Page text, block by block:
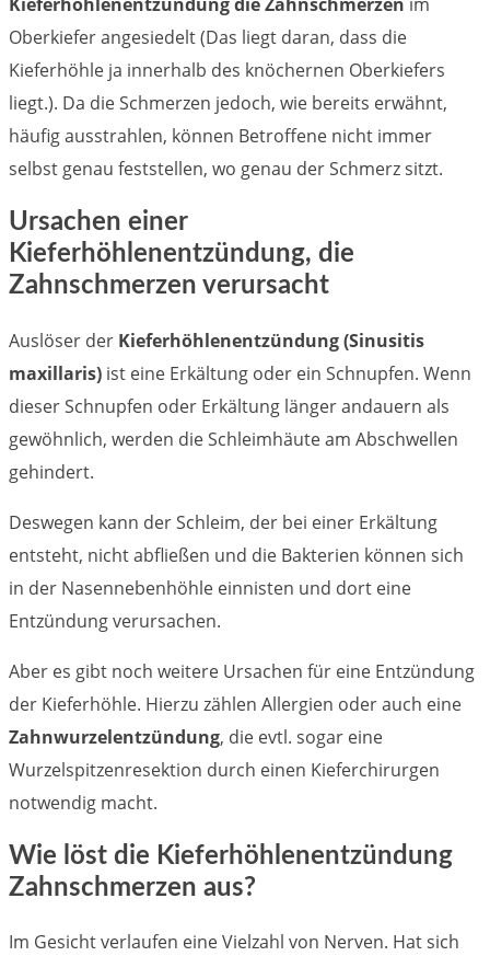
Oberkiefer angesiedelt (Das liegt daran, dass die
Kieferhöhle ja innerhalb des knöchernen Oberkiefers
liegt.). Da die Schmerzen jedoch, wie bereits erwähnt,
häufig ausstrahlen, können Betroffene nicht immer
selbst genau feststellen, wo genau der Schmerz sitzt.
Ursachen einer
Kieferhöhlenentzündung, die
Zahnschmerzen verursacht
Auslöser der Kieferhöhlenentzündung (Sinusitis
maxillaris) ist eine Erkältung oder ein Schnupfen. Wenn
dieser Schnupfen oder Erkältung länger andauern als
gewöhnlich, werden die Schleimhäute am Abschwellen
gehindert.
Deswegen kann der Schleim, der bei einer Erkältung
entsteht, nicht abfließen und die Bakterien können sich
in der Nasennebenhöhle einnisten und dort eine
Entzündung verursachen.
Aber es gibt noch weitere Ursachen für eine Entzündung
der Kieferhöhle. Hierzu zählen Allergien oder auch eine
Zahnwurzelentzündung, die evtl. sogar eine
Wurzelspitzenresektion durch einen Kieferchirurgen
notwendig macht.
Wie löst die Kieferhöhlenentzündung
Zahnschmerzen aus?
Im Gesicht verlaufen eine Vielzahl von Nerven. Hat sich